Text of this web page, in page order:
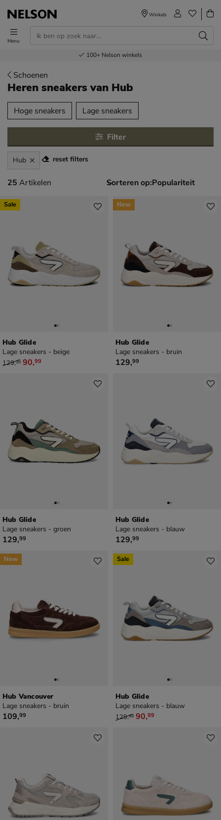
Menu
Winkels
Voor 23.00u besteld,volgende dag in huis
Gratisverzending en retour
Bestel nu,betaal later
100+ Nelson winkels
Schoenen
Heren sneakersvan Hub
over
Hoge sneakers Lage sneakers
Filter
Hub reset filters
25 artikelen
25 Artikelen Sorteren op:
Hub Glide
Lage sneakers - beige
van € 129,99 voor € 90,99
129,99 90,99
Sale
Hub Glide
Lage sneakers - bruin
€ 129,99
129,99
New
Hub Glide
Lage sneakers - groen
€ 129,99
129,99
Hub Glide
Lage sneakers - blauw
€ 129,99
129,99
Hub Vancouver
Lage sneakers - bruin
€ 109,99
109,99
New
Hub Glide
Lage sneakers - blauw
van € 129,99 voor € 90,99
129,99 90,99
Sale